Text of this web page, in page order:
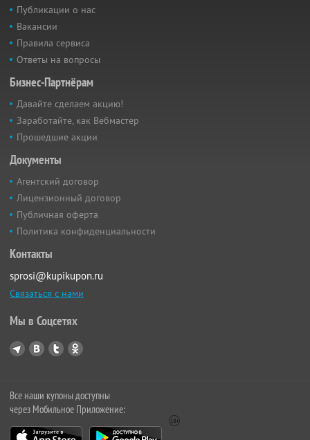
Публикации о нас
Вакансии
Правила сервиса
Ответы на вопросы
Бизнес-Партнёрам
Давайте сделаем акцию!
Заработайте, как Вебмастер
Прошедшие акции
Документы
Агентский договор
Лицензионный договор
Публичная оферта
Политика конфиденциальности
Контакты
sprosi@kupikupon.ru
Связаться с нами
Мы в Соцсетях
Все наши купоны доступны
через Мобильное Приложение: